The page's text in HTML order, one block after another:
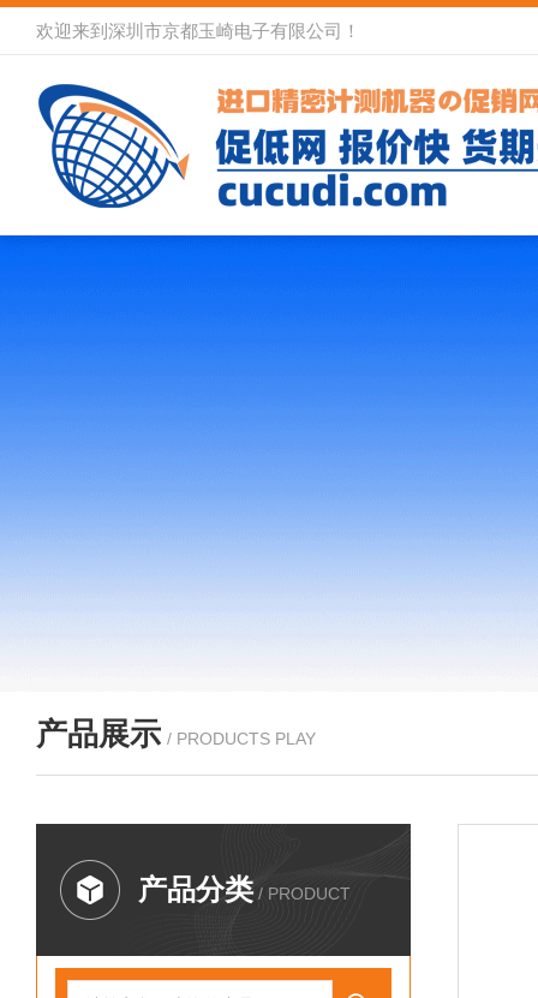
欢迎来到深圳市京都玉崎电子有限公司！
产品展示 / PRODUCTS PLAY
产品分类 / PRODUCT